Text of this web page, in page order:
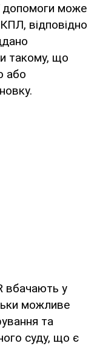
допомоги може
відповідно
такому, що
або
вбачають у
можливе
та
суду, що є